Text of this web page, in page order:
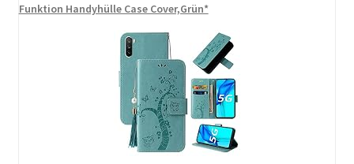
Funktion Handyhülle Case Cover,Grün*